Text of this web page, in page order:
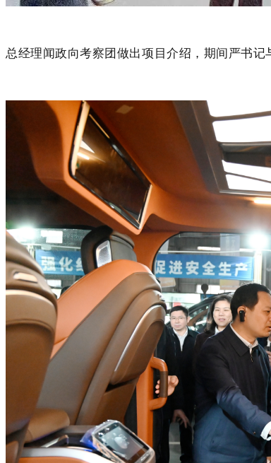
总经理闻政向考察团做出项目介绍，期间严书